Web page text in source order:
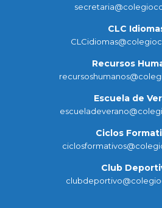
CLC
Recursos
Escuela de
Ciclos
Club